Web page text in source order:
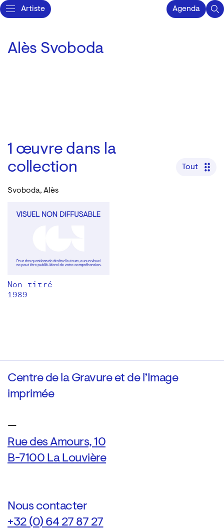
Artiste Agenda
Alès Svoboda
1 œuvre dans la
collection
Tout
Svoboda, Alès
Non titré
1989
Centre de la Gravure et de l’Image
imprimée
—
Rue des Amours, 10
B-7100 La Louvière
Nous contacter
+32 (0) 64 27 87 27